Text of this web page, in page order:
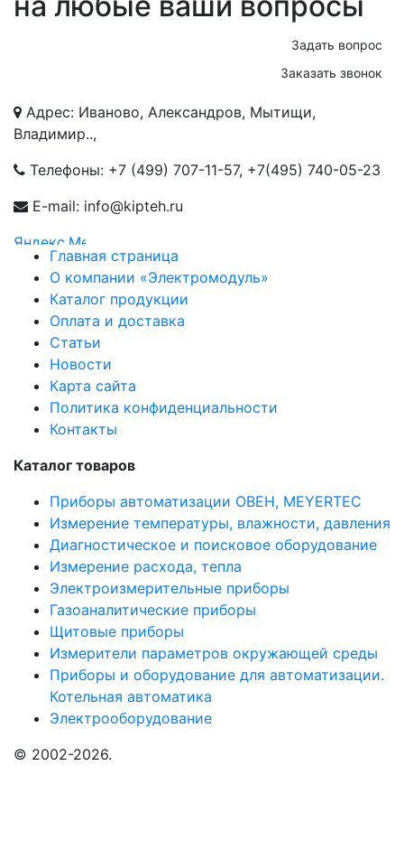
Задать вопрос
Заказать звонок
Адрес: Иваново, Александров, Мытищи,
Владимир..,
Телефоны: +7 (499) 707-11-57, +7(495) 740-05-23
E-mail: info@kipteh.ru
Главная страница
О компании «Электромодуль»
Каталог продукции
Оплата и доставка
Статьи
Новости
Карта сайта
Политика конфиденциальности
Контакты
Каталог товаров
Приборы автоматизации ОВЕН, MEYERTEC
Измерение температуры, влажности, давления
Диагностическое и поисковое оборудование
Измерение расхода, тепла
Электроизмерительные приборы
Газоаналитические приборы
Щитовые приборы
Измерители параметров окружающей среды
Приборы и оборудование для автоматизации.
Котельная автоматика
Электрооборудование
© 2002-2026.